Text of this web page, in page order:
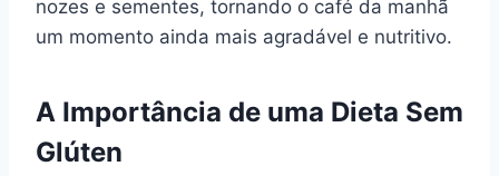
nozes e sementes, tornando o café da manhã
um momento ainda mais agradável e nutritivo.
A Importância de uma Dieta Sem
Glúten